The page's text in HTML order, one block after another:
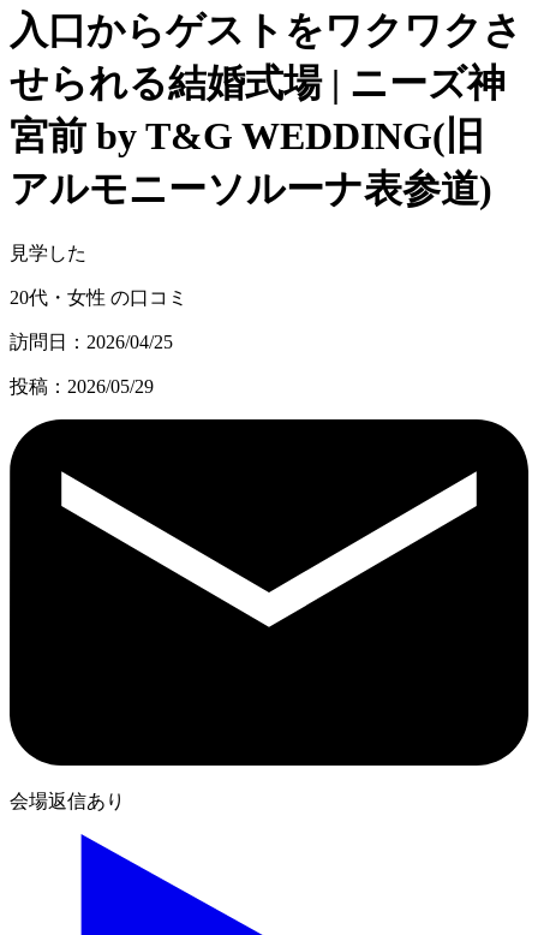
入口からゲストをワクワクさ
せられる結婚式場 | ニーズ神
宮前 by T&G WEDDING(旧
アルモニーソルーナ表参道)
見学した
20代・女性 の口コミ
訪問日：2026/04/25
投稿：2026/05/29
会場返信あり